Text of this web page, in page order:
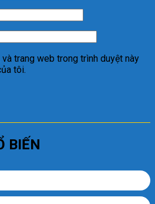
trang web trong trình duyệt này
tôi.
BIẾN